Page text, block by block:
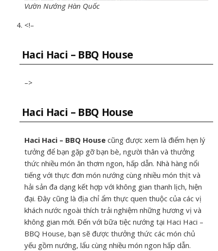
Vườn Nướng Hàn Quốc
<!–
Haci Haci – BBQ House
–>
Haci Haci – BBQ House
Haci Haci – BBQ House cũng được xem là điểm hẹn lý
tưởng để bạn gặp gỡ bạn bè, người thân và thưởng
thức nhiều món ăn thơm ngon, hấp dẫn. Nhà hàng nổi
tiếng với thực đơn món nướng cùng nhiều món thịt và
hải sản đa dạng kết hợp với không gian thanh lịch, hiện
đại. Đây cũng là địa chỉ ẩm thực quen thuộc của các vị
khách nước ngoài thích trải nghiệm những hương vị và
không gian mới. Đến với bữa tiệc nướng tại Haci Haci –
BBQ House, bạn sẽ được thưởng thức các món chủ
yếu gồm nướng, lẩu cùng nhiều món ngon hấp dẫn.